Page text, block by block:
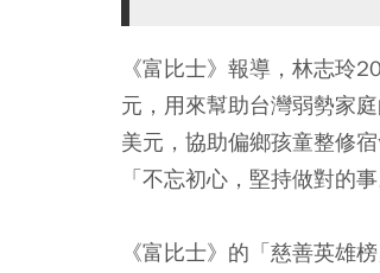
《富比士》報導，林志玲
元，用來幫助台灣弱勢家
美元，協助偏鄉孩童整修
「不忘初心，堅持做對的事
《富比士》的「慈善英雄